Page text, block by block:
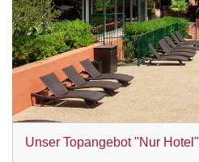
Unser Topangebot "Nur Hotel"